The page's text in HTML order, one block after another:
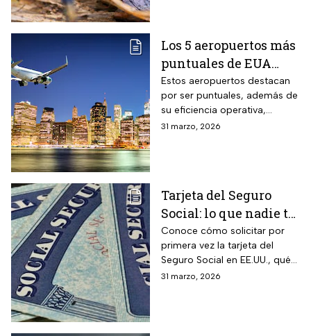
Los 5 aeropuertos más
puntuales de EUA
para viajar en Semana
Santa
Estos aeropuertos destacan
por ser puntuales, además de
su eficiencia operativa,
gestión del flujo de pasajeros
31 marzo, 2026
Tarjeta del Seguro
Social: lo que nadie te
cuenta sobre cómo
obtenerla o
reemplazarla
Conoce cómo solicitar por
primera vez la tarjeta del
Seguro Social en EE.UU., qué
hacer para reemplazarla y
31 marzo, 2026